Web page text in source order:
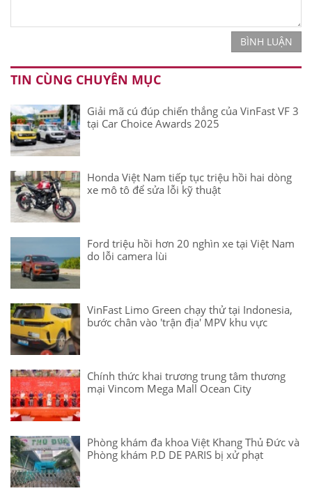
BÌNH LUẬN
TIN CÙNG CHUYÊN MỤC
Giải mã cú đúp chiến thắng của VinFast VF 3
tại Car Choice Awards 2025
Honda Việt Nam tiếp tục triệu hồi hai dòng
xe mô tô để sửa lỗi kỹ thuật
Ford triệu hồi hơn 20 nghìn xe tại Việt Nam
do lỗi camera lùi
VinFast Limo Green chạy thử tại Indonesia,
bước chân vào 'trận địa' MPV khu vực
Chính thức khai trương trung tâm thương
mại Vincom Mega Mall Ocean City
Phòng khám đa khoa Việt Khang Thủ Đức và
Phòng khám P.D DE PARIS bị xử phạt